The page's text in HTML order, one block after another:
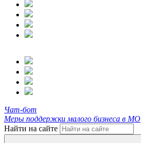
Чат-бот
Меры поддержки малого бизнеса в МО
Найти на сайте